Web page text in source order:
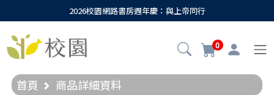
2026校園網路書房週年慶：與上帝同行
0
首頁 商品詳細資料